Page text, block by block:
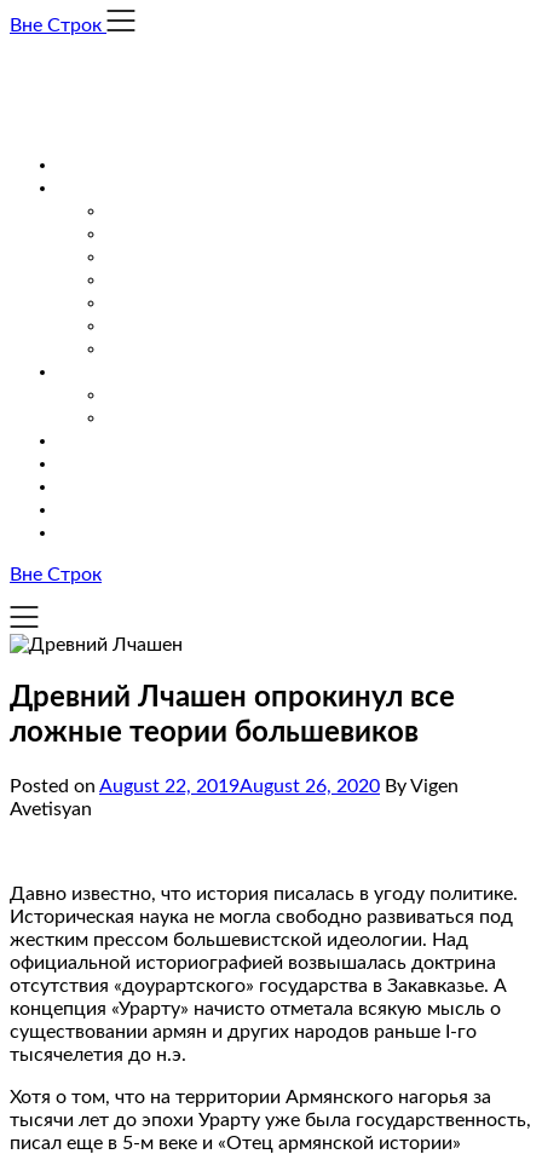
Skip
Вне Строк
Вне Строк
Древний Лчашен опрокинул все
ложные теории большевиков
Posted on August 22, 2019August 26, 2020 By Vigen
Avetisyan
Давно известно, что история писалась в угоду политике.
Историческая наука не могла свободно развиваться под
жестким прессом большевистской идеологии. Над
официальной историографией возвышалась доктрина
отсутствия «доурартского» государства в Закавказье. А
концепция «Урарту» начисто отметала всякую мысль о
существовании армян и других народов раньше I-го
тысячелетия до н.э.
Хотя о том, что на территории Армянского нагорья за
тысячи лет до эпохи Урарту уже была государственность,
писал еще в 5-м веке и «Отец армянской истории»